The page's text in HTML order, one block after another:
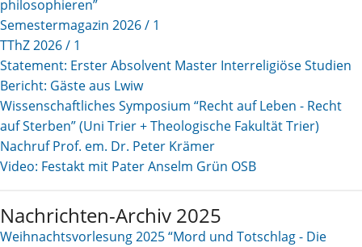
philosophieren”
Semestermagazin 2026 / 1
TThZ 2026 / 1
Statement: Erster Absolvent Master Interreligiöse Studien
Bericht: Gäste aus Lwiw
Wissenschaftliches Symposium “Recht auf Leben - Recht
auf Sterben” (Uni Trier + Theologische Fakultät Trier)
Nachruf Prof. em. Dr. Peter Krämer
Video: Festakt mit Pater Anselm Grün OSB
Nachrichten-Archiv 2025
Weihnachtsvorlesung 2025 “Mord und Totschlag - Die